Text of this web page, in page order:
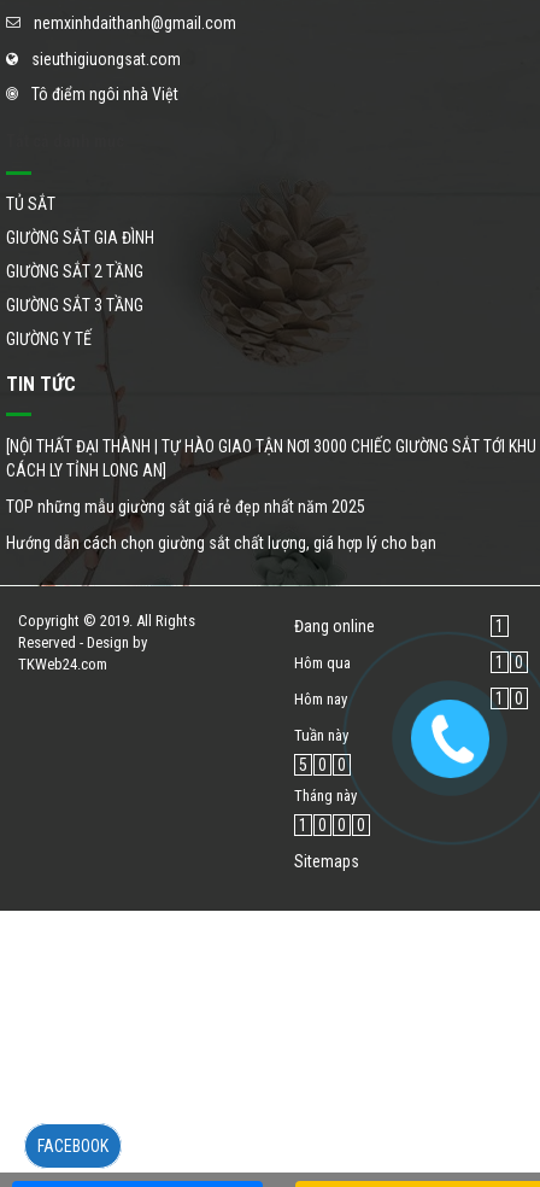
nemxinhdaithanh@gmail.com
sieuthigiuongsat.com
Tô điểm ngôi nhà Việt
TỦ SẮT
GIƯỜNG SẮT GIA ĐÌNH
GIƯỜNG SẮT 2 TẦNG
GIƯỜNG SẮT 3 TẦNG
GIƯỜNG Y TẾ
TIN TỨC
[NỘI THẤT ĐẠI THÀNH | TỰ HÀO GIAO TẬN NƠI 3000 CHIẾC GIƯỜNG SẮT TỚI KHU
CÁCH LY TỈNH LONG AN]
TOP những mẫu giường sắt giá rẻ đẹp nhất năm 2025
Hướng dẫn cách chọn giường sắt chất lượng, giá hợp lý cho bạn
Copyright © 2019. All Rights
Reserved - Design by
TKWeb24.com
Đang online 1
Hôm qua 1 0
Hôm nay 1 0
Tuần này
5 0 0
Tháng này
1 0 0
0
Sitemaps
FACEBOOK